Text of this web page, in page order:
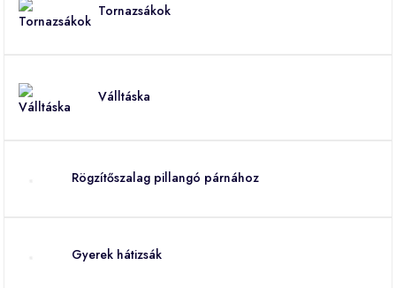
Tornazsákok
Válltáska
Rögzítőszalag pillangó párnához
Gyerek hátizsák